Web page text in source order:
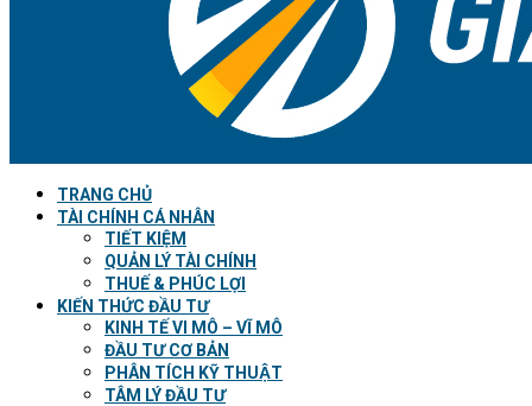
TRANG CHỦ
TÀI CHÍNH CÁ NHÂN
TIẾT KIỆM
QUẢN LÝ TÀI CHÍNH
THUẾ & PHÚC LỢI
KIẾN THỨC ĐẦU TƯ
KINH TẾ VI MÔ – VĨ MÔ
ĐẦU TƯ CƠ BẢN
PHÂN TÍCH KỸ THUẬT
TÂM LÝ ĐẦU TƯ